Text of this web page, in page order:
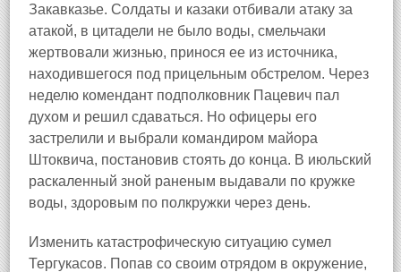
Закавказье. Солдаты и казаки отбивали атаку за
атакой, в цитадели не было воды, смельчаки
жертвовали жизнью, принося ее из источника,
находившегося под прицельным обстрелом. Через
неделю комендант подполковник Пацевич пал
духом и решил сдаваться. Но офицеры его
застрелили и выбрали командиром майора
Штоквича, постановив стоять до конца. В июльский
раскаленный зной раненым выдавали по кружке
воды, здоровым по полкружки через день.
Изменить катастрофическую ситуацию сумел
Тергукасов. Попав со своим отрядом в окружение,